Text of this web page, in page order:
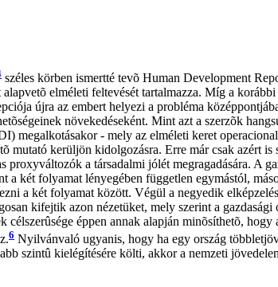
széles körben ismertté tevõ Human Development
elméleti feltevését tartalmazza. Míg a
újra az embert helyezi a probléma
növekedéseként. Mint azt a szerzõk
- mely az elméleti keret
kerüljön kidolgozásra. Erre már csak azért is
a társadalmi jólét megragadására. A
két folyamat lényegében független egymástól,
a két folyamat között. Végül a negyedik
kifejtik azon nézetüket, mely szerint a gazdasági
éppen annak alapján minõsíthetõ,
6 Nyilvánvaló ugyanis, hogy ha egy ország
szintû kielégítésére költi, akkor a nemzeti